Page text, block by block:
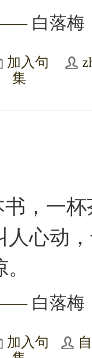
白落梅
加入句
集
，一
人心动
白落梅
加入句